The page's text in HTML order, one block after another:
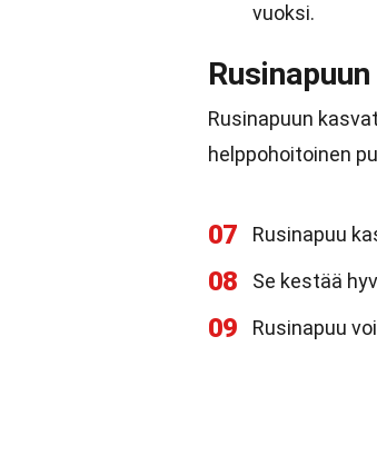
vuoksi.
Rusinapuun
helppohoitoinen
07 Rusinapuu
08 Se kestää
09 Rusinapuu